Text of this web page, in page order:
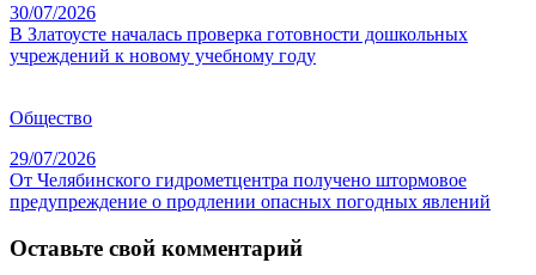
30/07/2026
В Златоусте началась проверка готовности дошкольных
учреждений к новому учебному году
Общество
29/07/2026
От Челябинского гидрометцентра получено штормовое
предупреждение о продлении опасных погодных явлений
Оставьте свой комментарий